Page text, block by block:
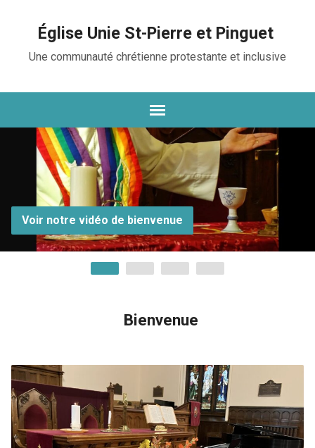
Église Unie St-Pierre et Pinguet
Une communauté chrétienne protestante et inclusive
Voir notre vidéo de bienvenue
Bienvenue